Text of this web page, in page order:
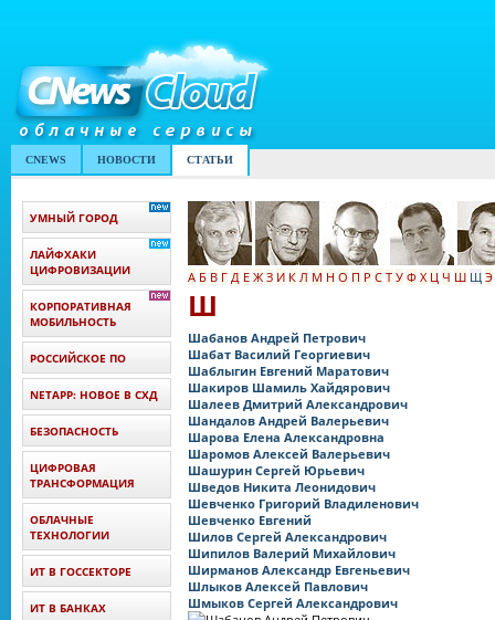
CNEWS НОВОСТИ СТАТЬИ
А Б В Г Д Е Ж З И К Л М Н О П Р С Т У Ф Х Ц Ч Ш Щ Э
Ш
Шабанов Андрей Петрович
Шабат Василий Георгиевич
Шаблыгин Евгений Маратович
Шакиров Шамиль Хайдярович
Шалеев Дмитрий Александрович
Шандалов Андрей Валерьевич
Шарова Елена Александровна
Шаромов Алексей Валерьевич
Шашурин Сергей Юрьевич
Шведов Никита Леонидович
Шевченко Григорий Владиленович
Шевченко Евгений
Шилов Сергей Александрович
Шипилов Валерий Михайлович
Ширманов Александр Евгеньевич
Шлыков Алексей Павлович
Шмыков Сергей Александрович
УМНЫЙ ГОРОД
ЛАЙФХАКИ
ЦИФРОВИЗАЦИИ
КОРПОРАТИВНАЯ
МОБИЛЬНОСТЬ
РОССИЙСКОЕ ПО
NETAPP: НОВОЕ В СХД
БЕЗОПАСНОСТЬ
ЦИФРОВАЯ
ТРАНСФОРМАЦИЯ
ОБЛАЧНЫЕ
ТЕХНОЛОГИИ
ИТ В ГОССЕКТОРЕ
ИТ В БАНКАХ